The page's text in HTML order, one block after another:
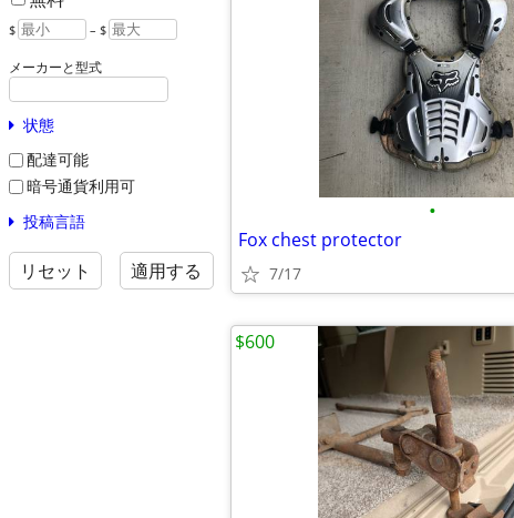
$ – $
メーカーと型式
状態
配達可能
暗号通貨利用可
投稿言語
リセット 適用する
•
Fox chest protector
7/17
$600